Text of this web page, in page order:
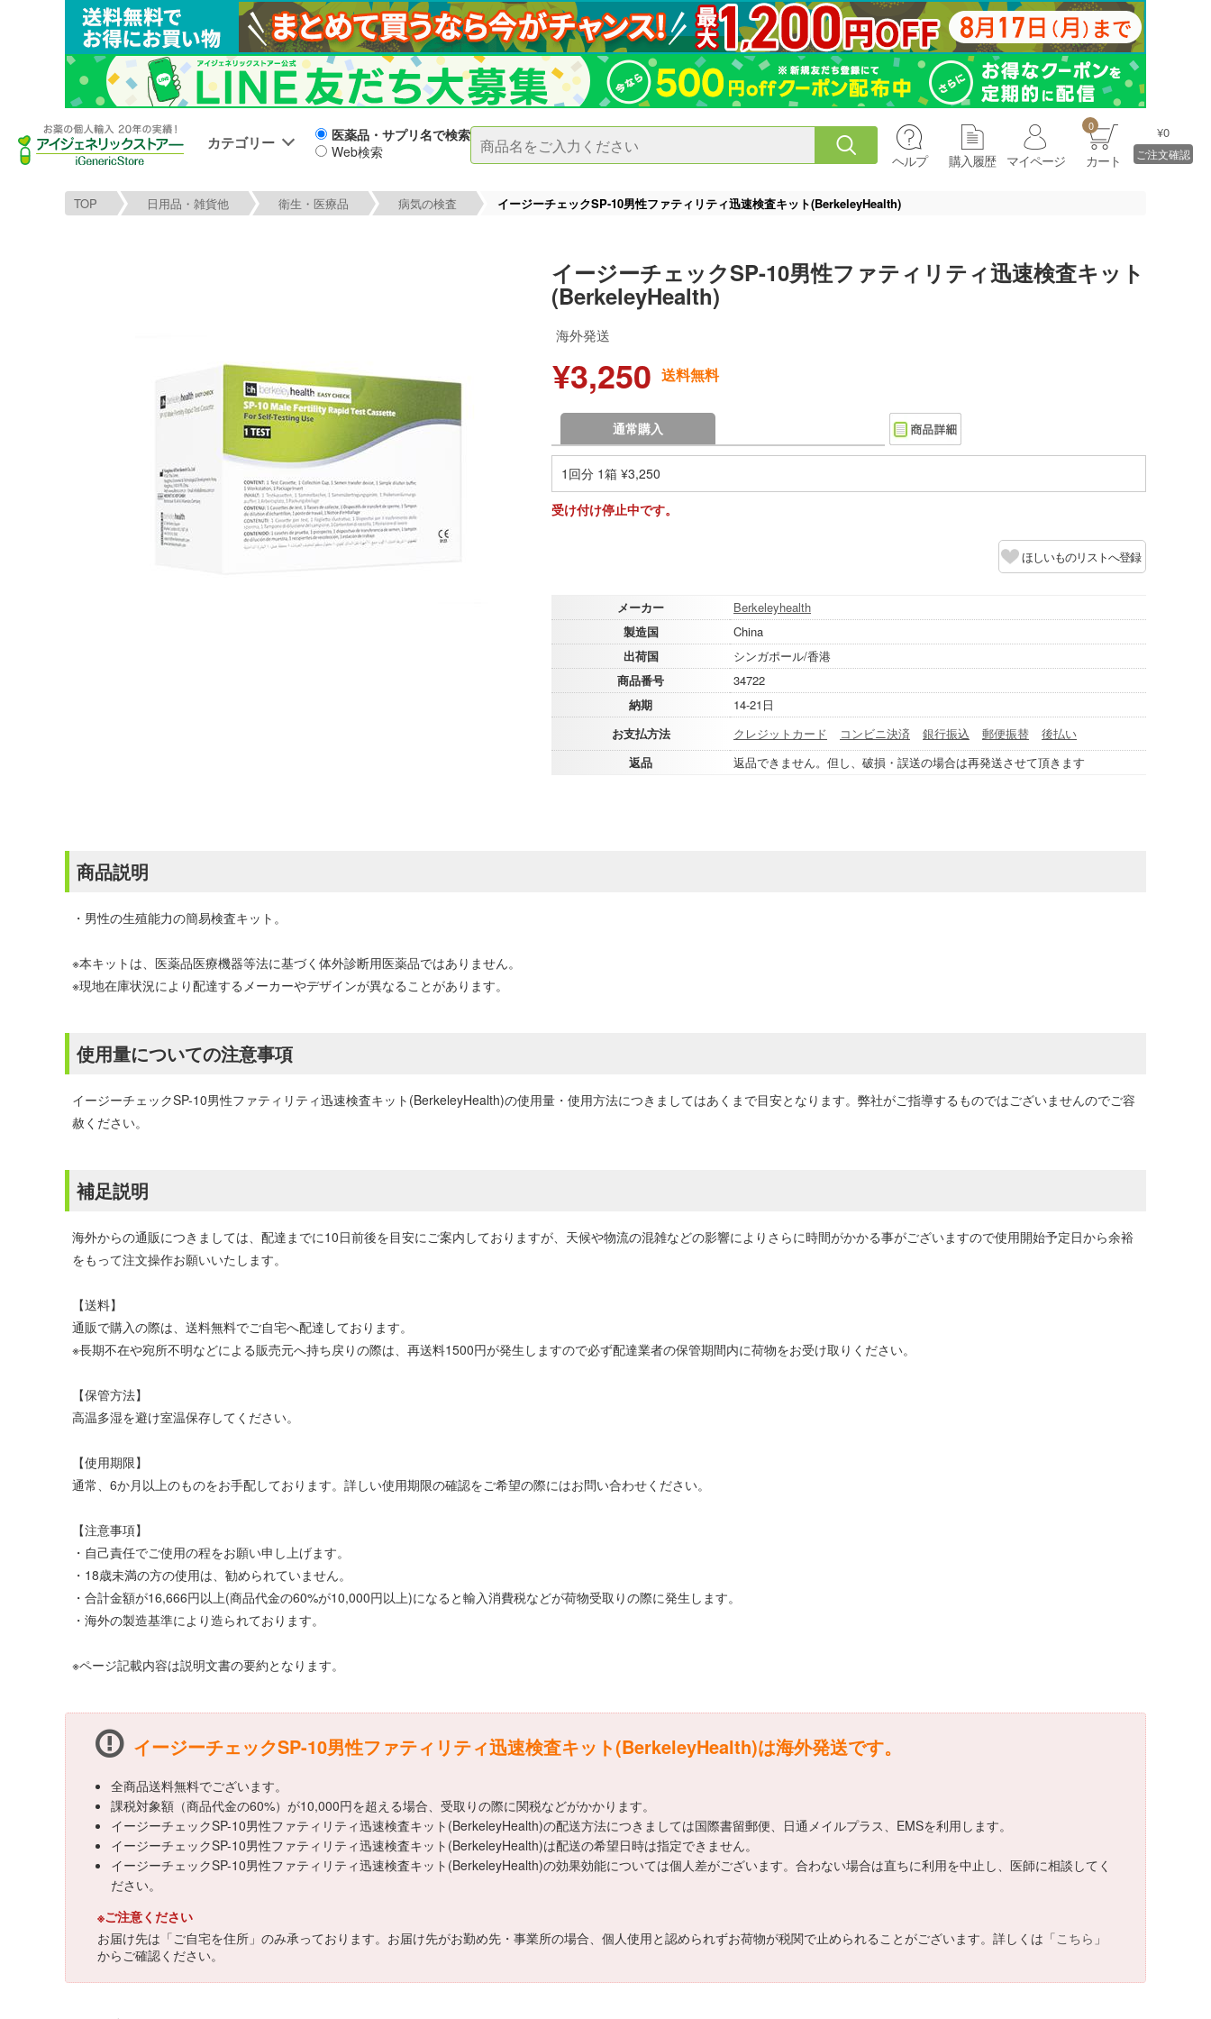
カテゴリー
医薬品・サプリ名で検索
Web検索
ヘルプ 購入履歴 マイページ
0
カート
¥0
ご注文確認
TOP 日用品・雑貨他 衛生・医療品 病気の検査 イージーチェックSP-10男性ファティリティ迅速検査キット(BerkeleyHealth)
イージーチェックSP-10男性ファティリティ迅速検査キット
(BerkeleyHealth)
海外発送
¥3,250 送料無料
通常購入
1回分 1箱 ¥3,250
受け付け停止中です。
ほしいものリストへ登録
メーカー
Berkeleyhealth
製造国
China
出荷国
シンガポール/香港
商品番号
34722
納期
14-21日
お支払方法
クレジットカード コンビニ決済 銀行振込 郵便振替
後払い
返品
返品できません。但し、破損・誤送の場合は再発送させて頂きます
商品説明
・男性の生殖能力の簡易検査キット。
※本キットは、医薬品医療機器等法に基づく体外診断用医薬品ではありません。
※現地在庫状況により配達するメーカーやデザインが異なることがあります。
使用量についての注意事項
イージーチェックSP-10男性ファティリティ迅速検査キット(BerkeleyHealth)の使用量・使用方法につきましてはあくまで目安となります。弊社がご指導するものではございませんのでご容
赦ください。
補足説明
海外からの通販につきましては、配達までに10日前後を目安にご案内しておりますが、天候や物流の混雑などの影響によりさらに時間がかかる事がございますので使用開始予定日から余裕
をもって注文操作お願いいたします。
【送料】
通販で購入の際は、送料無料でご自宅へ配達しております。
※長期不在や宛所不明などによる販売元へ持ち戻りの際は、再送料1500円が発生しますので必ず配達業者の保管期間内に荷物をお受け取りください。
【保管方法】
高温多湿を避け室温保存してください。
【使用期限】
通常、6か月以上のものをお手配しております。詳しい使用期限の確認をご希望の際にはお問い合わせください。
【注意事項】
・自己責任でご使用の程をお願い申し上げます。
・18歳未満の方の使用は、勧められていません。
・合計金額が16,666円以上(商品代金の60%が10,000円以上)になると輸入消費税などが荷物受取りの際に発生します。
・海外の製造基準により造られております。
※ページ記載内容は説明文書の要約となります。
イージーチェックSP-10男性ファティリティ迅速検査キット(BerkeleyHealth)は海外発送です。
全商品送料無料でございます。
課税対象額（商品代金の60%）が10,000円を超える場合、受取りの際に関税などがかかります。
イージーチェックSP-10男性ファティリティ迅速検査キット(BerkeleyHealth)の配送方法につきましては国際書留郵便、日通メイルプラス、EMSを利用します。
イージーチェックSP-10男性ファティリティ迅速検査キット(BerkeleyHealth)は配送の希望日時は指定できません。
イージーチェックSP-10男性ファティリティ迅速検査キット(BerkeleyHealth)の効果効能については個人差がございます。合わない場合は直ちに利用を中止し、医師に相談してく
ださい。
※ご注意ください
お届け先は「ご自宅を住所」のみ承っております。お届け先がお勤め先・事業所の場合、個人使用と認められずお荷物が税関で止められることがございます。詳しくは「こちら 」
からご確認ください。